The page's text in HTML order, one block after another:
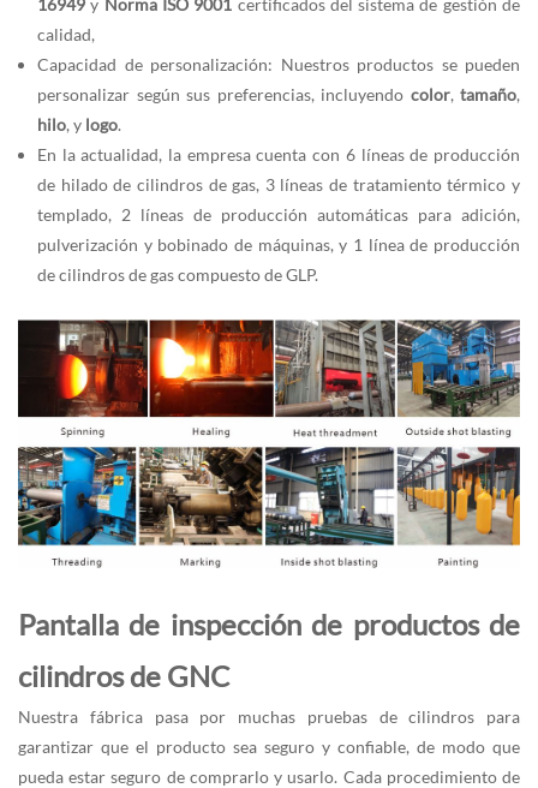
16949 y Norma ISO 9001 certificados del sistema de gestión de
calidad,
Capacidad de personalización: Nuestros productos se pueden
personalizar según sus preferencias, incluyendo color, tamaño,
hilo, y logo.
En la actualidad, la empresa cuenta con 6 líneas de producción
de hilado de cilindros de gas, 3 líneas de tratamiento térmico y
templado, 2 líneas de producción automáticas para adición,
pulverización y bobinado de máquinas, y 1 línea de producción
de cilindros de gas compuesto de GLP.
Pantalla de inspección de productos de
cilindros de GNC
Nuestra fábrica pasa por muchas pruebas de cilindros para
garantizar que el producto sea seguro y confiable, de modo que
pueda estar seguro de comprarlo y usarlo. Cada procedimiento de